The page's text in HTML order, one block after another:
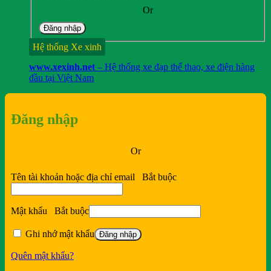
Or
Đăng nhập
Hệ thống Xe xinh
www.xexinh.net – Hệ thống xe đạp thể thao, xe điện hàng
đầu tại Việt Nam
Đăng nhập
Or
Tên tài khoản hoặc địa chỉ email Bắt buộc
Mật khẩu Bắt buộc
Ghi nhớ mật khẩu Đăng nhập
Quên mật khẩu?